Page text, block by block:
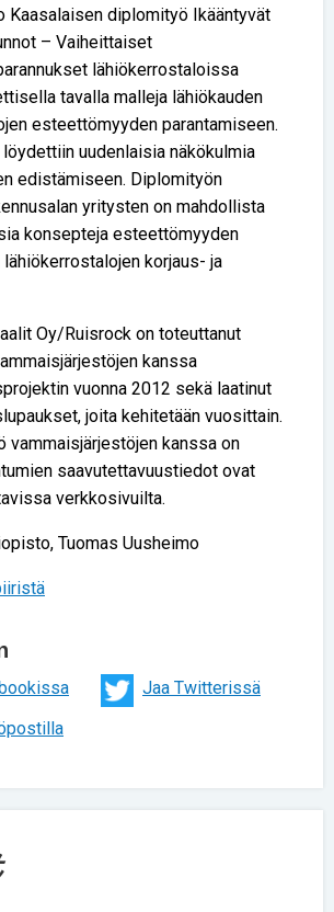
Kaasalaisen diplomityö Ikääntyvät
– Vaiheittaiset
lähiökerrostaloissa
tavalla malleja lähiökauden
esteettömyyden parantamiseen.
uudenlaisia näkökulmia
edistämiseen. Diplomityön
yritysten on mahdollista
konsepteja esteettömyyden
korjaus- ja
Oy/Ruisrock on toteuttanut
kanssa
vuonna 2012 sekä laatinut
joita kehitetään vuosittain.
vammaisjärjestöjen kanssa on
saavutettavuustiedot ovat
verkkosivuilta.
Tuomas Uusheimo
Jaa Twitterissä